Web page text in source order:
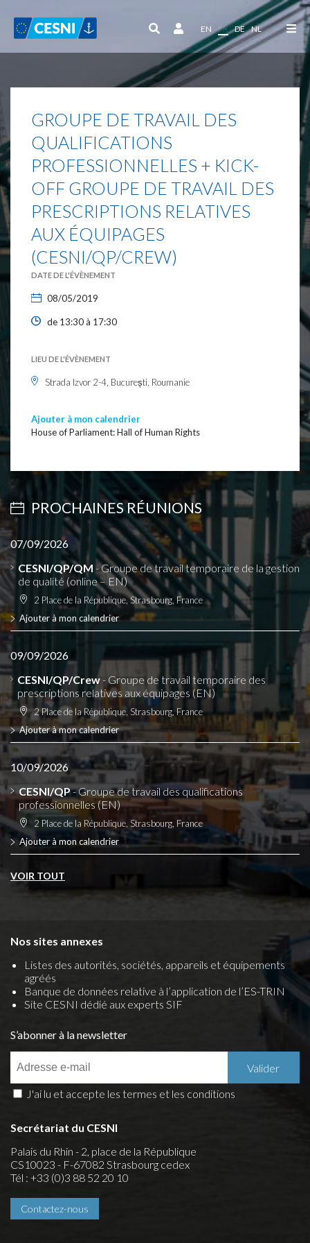
EN FR DE NL
GROUPE DE TRAVAIL DES
QUALIFICATIONS
PROFESSIONNELLES + KICK-
OFF GROUPE DE TRAVAIL DES
PRESCRIPTIONS RELATIVES
AUX ÉQUIPAGES
(CESNI/QP/CREW)
DATE DE L'ÉVÈNEMENT
08/05/2019
de 13:30 à 17:30
LIEU DE L'ÉVÈNEMENT
Strada Izvor 2-4, București, Roumanie
Ajouter à mon calendrier
House of Parliament: Hall of Human Rights
PROCHAINES RÉUNIONS
07/09/2026
CESNI/QP/QM - Groupe de travail temporaire de la gestion
de qualité (online – EN)
2 Place de la République, Strasbourg, France
Ajouter à mon calendrier
09/09/2026
CESNI/QP/Crew- Groupe de travail temporaire des
prescriptions relatives aux équipages (EN)
2 Place de la République, Strasbourg, France
Ajouter à mon calendrier
10/09/2026
CESNI/QP- Groupe de travail des qualifications
professionnelles (EN)
2 Place de la République, Strasbourg, France
Ajouter à mon calendrier
VOIR TOUT
Nos sites annexes
Listes des autorités, sociétés, appareils et équipements
agréés
Banque de données relative à l’application de l’ES-TRIN
Site CESNI dédié aux experts SIF
S’abonner à la newsletter
J'ai lu et accepte les termes et les conditions
Secrétariat du CESNI
Palais du Rhin - 2, place de la République
CS10023 - F-67082 Strasbourg cedex
Tél : +33 (0)3 88 52 20 10
Contactez-nous